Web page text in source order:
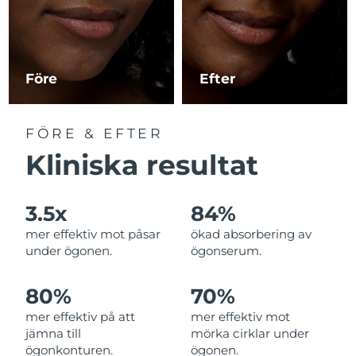
Före Efter
FÖRE & EFTER
Kliniska resultat
3.5x
mer effektiv mot påsar
under ögonen.
84%
ökad absorbering av
ögonserum.
80%
mer effektiv på att
jämna till
ögonkonturen.
70%
mer effektiv mot
mörka cirklar under
ögonen.
Luxemburg Förväntad leverans10/08/2026
Macao SAR Förväntad leverans 12/08/2026
Malaysia Förväntad leverans
Malta
Mexiko Förväntad leverans
Nederländerna Förväntad leverans10/08/2026
Norge Förväntad leverans
Oman Förväntad leverans